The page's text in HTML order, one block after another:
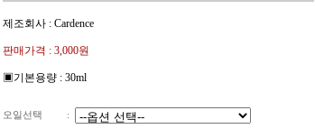
제조회사 : Cardence
판매가격 : 3,000원
▣기본용량 : 30ml
오일선택 :